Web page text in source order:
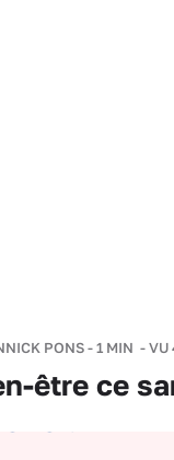
PONS-1 MIN - VU
être ce